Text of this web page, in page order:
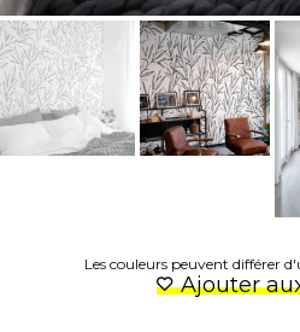
Les couleurs peuvent différer
Ajouter